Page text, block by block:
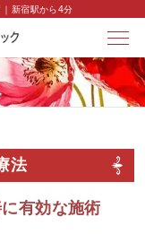
新宿駅から4分
法
有効な施術